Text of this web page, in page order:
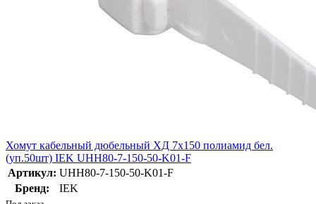
Хомут кабельный дюбельный ХД 7х150 полиамид бел.
(уп.50шт) IEK UHH80-7-150-50-K01-F
Артикул: UHH80-7-150-50-K01-F
Бренд:
IEK